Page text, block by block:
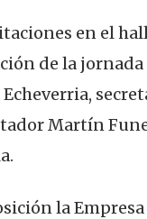
en el
de la jornada
Martín
la